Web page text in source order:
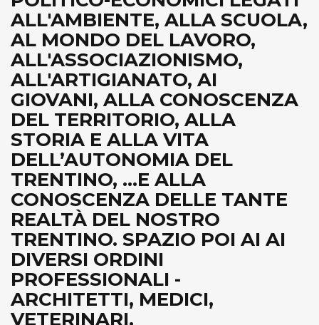
ALL'AMBIENTE, ALLA SCUOLA,
AL MONDO DEL LAVORO,
ALL'ASSOCIAZIONISMO,
ALL'ARTIGIANATO, AI
GIOVANI, ALLA CONOSCENZA
DEL TERRITORIO, ALLA
STORIA E ALLA VITA
DELL’AUTONOMIA DEL
TRENTINO, ...E ALLA
CONOSCENZA DELLE TANTE
REALTÀ DEL NOSTRO
TRENTINO. SPAZIO POI AI AI
DIVERSI ORDINI
PROFESSIONALI -
ARCHITETTI, MEDICI,
VETERINARI,